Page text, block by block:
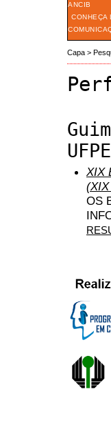
ANCIB
CONHEÇA
Capa >
UFPE
XIX
OS